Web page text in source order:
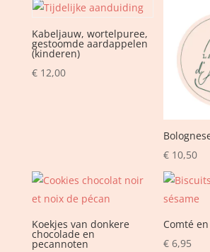
Kabeljauw, wortelpuree,
gestoomde aardappelen
(kinderen)
€12,00
€ 10,50
Koekjes van donkere
chocolade en
pecannoten
Comté
€ 6,95